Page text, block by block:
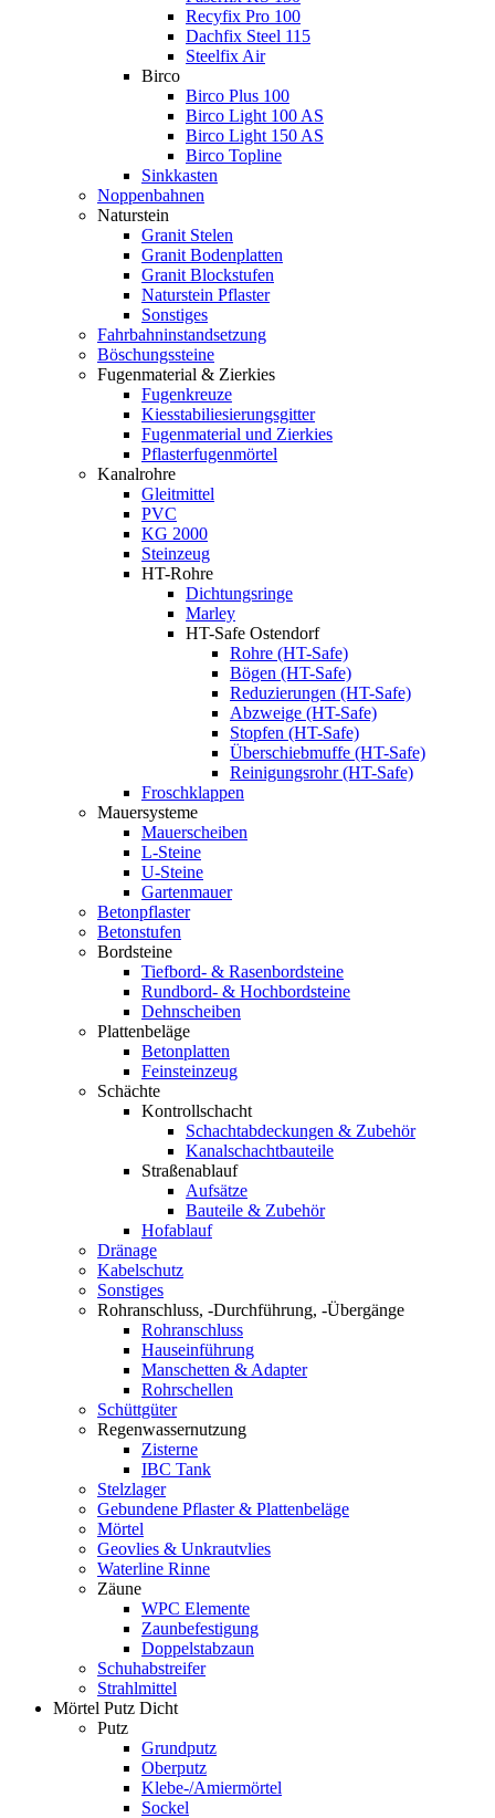
Recyfix Pro 100
Dachfix Steel 115
Steelfix Air
Birco
Birco Plus 100
Birco Light 100 AS
Birco Light 150 AS
Birco Topline
Sinkkasten
Noppenbahnen
Naturstein
Granit Stelen
Granit Bodenplatten
Granit Blockstufen
Naturstein Pflaster
Sonstiges
Fahrbahninstandsetzung
Böschungssteine
Fugenmaterial & Zierkies
Fugenkreuze
Kiesstabiliesierungsgitter
Fugenmaterial und Zierkies
Pflasterfugenmörtel
Kanalrohre
Gleitmittel
PVC
KG 2000
Steinzeug
HT-Rohre
Dichtungsringe
Marley
HT-Safe Ostendorf
Rohre (HT-Safe)
Bögen (HT-Safe)
Reduzierungen (HT-Safe)
Abzweige (HT-Safe)
Stopfen (HT-Safe)
Überschiebmuffe (HT-Safe)
Reinigungsrohr (HT-Safe)
Froschklappen
Mauersysteme
Mauerscheiben
L-Steine
U-Steine
Gartenmauer
Betonpflaster
Betonstufen
Bordsteine
Tiefbord- & Rasenbordsteine
Rundbord- & Hochbordsteine
Dehnscheiben
Plattenbeläge
Betonplatten
Feinsteinzeug
Schächte
Kontrollschacht
Schachtabdeckungen & Zubehör
Kanalschachtbauteile
Straßenablauf
Aufsätze
Bauteile & Zubehör
Hofablauf
Dränage
Kabelschutz
Sonstiges
Rohranschluss, -Durchführung, -Übergänge
Rohranschluss
Hauseinführung
Manschetten & Adapter
Rohrschellen
Schüttgüter
Regenwassernutzung
Zisterne
IBC Tank
Stelzlager
Gebundene Pflaster & Plattenbeläge
Mörtel
Geovlies & Unkrautvlies
Waterline Rinne
Zäune
WPC Elemente
Zaunbefestigung
Doppelstabzaun
Schuhabstreifer
Strahlmittel
Mörtel Putz Dicht
Putz
Grundputz
Oberputz
Klebe-/Amiermörtel
Sockel